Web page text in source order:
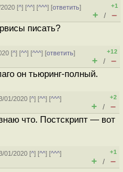
[^] [^^] [^^^] [ответить]
+1
+ / –
писать?
[^] [^^] [^^^] [ответить]
+12
+ / –
он тьюринг-полный.
01/2020 [^] [^^] [^^^]
+2
+ / –
что. Постскрипт — вот
01/2020 [^] [^^] [^^^]
+1
+ / –